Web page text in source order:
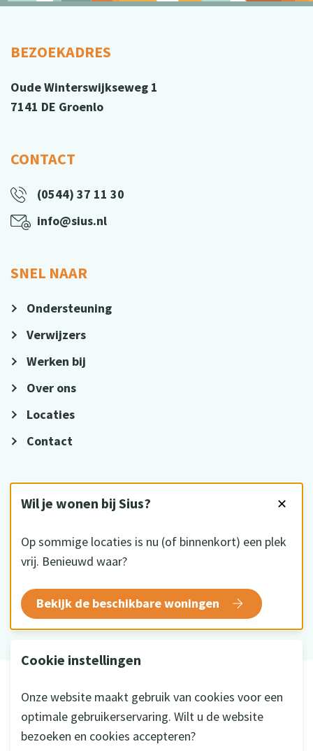
Wil je wonen bij Sius? ✕
Op sommige locaties is nu (of binnenkort) een plek
vrij. Benieuwd waar?
Bekijk de beschikbare woningen
Cookie instellingen
Onze website maakt gebruik van cookies voor een
optimale gebruikerservaring. Wilt u de website
bezoeken en cookies accepteren?
BEZOEKADRES
Oude Winterswijkseweg 1
7141 DE Groenlo
CONTACT
(0544) 37 11 30
info@sius.nl
SNEL NAAR
Ondersteuning
Verwijzers
Werken bij
Over ons
Locaties
Contact
HKZ gecertificeerd
Disclaimer
Privacy
Cookie instellingen